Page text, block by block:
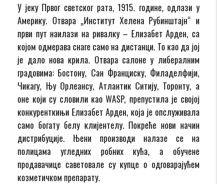
У јеку Првог светског рата, 1915. године, одлази у
Америку. Отвара „Институт Хелена Рубинштајн“ и
први пут наилази на ривалку – Елизабет Арден, са
којом одмерава снаге само на дистанци. То као да јој
је дало нова крила. Отвара салоне у либералним
градовима: Бостону, Сан Франциску, Филаделфији,
Чикагу, Њу Орлеансу, Атлантик Ситију, Торонту, а
оне који су словили као WASP, препустила је својој
конкуренткињи Елизабет Арден, која је опслуживала
само богату белу клијентелу. Покреће нови начин
дистрибуције. Њени производи налазе се на
полицама угледних робних кућа, а обучене
продавачице саветовале су купце о одговарајућем
козметичком препарату.